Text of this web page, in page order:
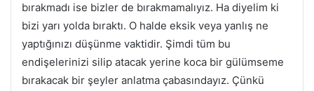
bırakmadı ise bizler de bırakmamalıyız. Ha diyelim ki
bizi yarı yolda bıraktı. O halde eksik veya yanlış ne
yaptığınızı düşünme vaktidir. Şimdi tüm bu
endişelerinizi silip atacak yerine koca bir gülümseme
bırakacak bir şeyler anlatma çabasındayız. Çünkü